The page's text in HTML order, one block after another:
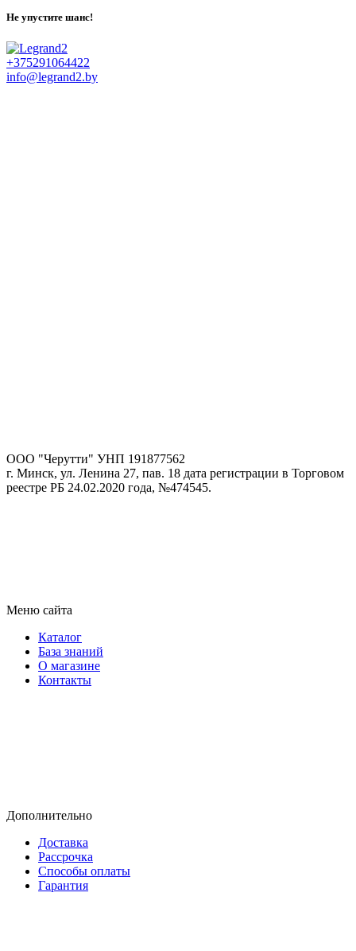
Не упустите шанс!
+375291064422
info@legrand2.by
ООО "Черутти" УНП 191877562
г. Минск, ул. Ленина 27, пав. 18 дата регистрации в Торговом
реестре РБ 24.02.2020 года, №474545.
Меню сайта
Каталог
База знаний
О магазине
Контакты
Дополнительно
Доставка
Рассрочка
Способы оплаты
Гарантия